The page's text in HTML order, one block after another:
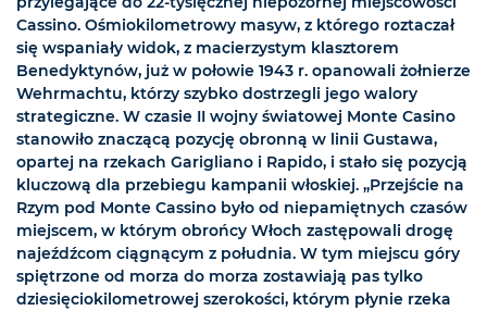
Cassino. Ośmiokilometrowy masyw, z którego roztaczał
się wspaniały widok, z macierzystym klasztorem
Benedyktynów, już w połowie 1943 r. opanowali żołnierze
Wehrmachtu, którzy szybko dostrzegli jego walory
strategiczne. W czasie II wojny światowej Monte Casino
stanowiło znaczącą pozycję obronną w linii Gustawa,
opartej na rzekach Garigliano i Rapido, i stało się pozycją
kluczową dla przebiegu kampanii włoskiej. „Przejście na
Rzym pod Monte Cassino było od niepamiętnych czasów
miejscem, w którym obrońcy Włoch zastępowali drogę
najeźdźcom ciągnącym z południa. W tym miejscu góry
spiętrzone od morza do morza zostawiają pas tylko
dziesięciokilometrowej szerokości, którym płynie rzeka